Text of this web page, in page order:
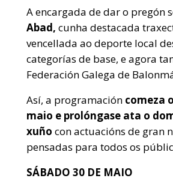
A encargada de dar o pregón
Abad, cunha destacada
vencellada ao deporte local
categorías de base, e agora
Federación Galega de
Así, a programación comeza
maio e prolóngase ata o
xuño con actuacións de gran
pensadas para todos os
SÁBADO 30 DE MAIO